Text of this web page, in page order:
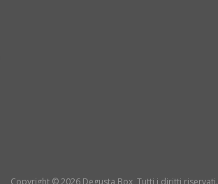
Copyright © 2026 Degusta Box, Tutti i diritti riservati.